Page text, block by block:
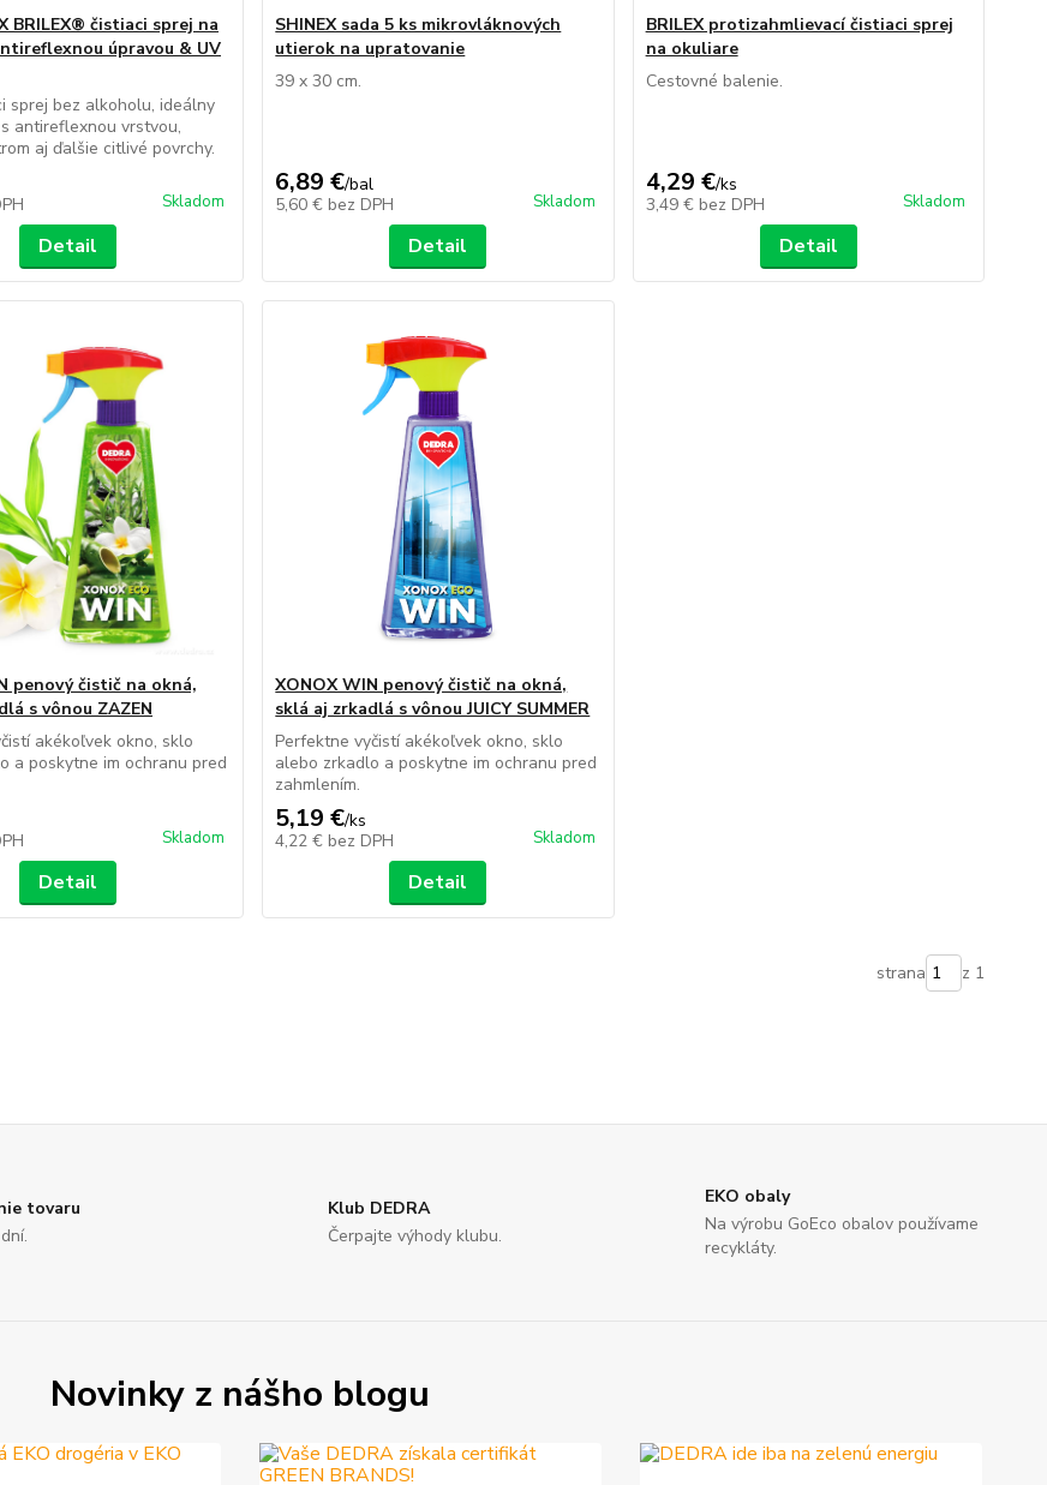
BRILEX® čistiaci sprej na
úpravou & UV
sprej bez alkoholu, ideálny
antireflexnou vrstvou,
aj ďalšie citlivé povrchy.
Skladom
Detail
SHINEX sada 5 ks mikrovláknových
utierok na upratovanie
39 x 30 cm.
6,89 €/bal
5,60 € bez DPH Skladom
Detail
BRILEX protizahmlievací čistiaci sprej
na okuliare
Cestovné balenie.
4,29 €/ks
3,49 € bez DPH Skladom
Detail
penový čistič na okná,
s vônou ZAZEN
akékoľvek okno, sklo
a poskytne im ochranu pred
Skladom
Detail
XONOX WIN penový čistič na okná,
sklá aj zrkadlá s vônou JUICY SUMMER
Perfektne vyčistí akékoľvek okno, sklo
alebo zrkadlo a poskytne im ochranu pred
zahmlením.
5,19 €/ks
4,22 € bez DPH Skladom
Detail
strana z 1
tovaru
Klub DEDRA
Čerpajte výhody klubu.
EKO obaly
Na výrobu GoEco obalov používame
recykláty.
Novinky z nášho blogu